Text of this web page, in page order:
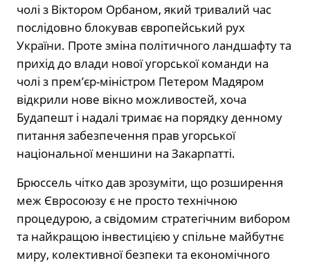
чолі з Віктором Орбаном, який тривалий час
послідовно блокував європейський рух
України. Проте зміна політичного ландшафту та
прихід до влади нової угорської команди на
чолі з прем’єр-міністром Петером Мадяром
відкрили нове вікно можливостей, хоча
Будапешт і надалі тримає на порядку денному
питання забезпечення прав угорської
національної меншини на Закарпатті.
Брюссель чітко дав зрозуміти, що розширення
меж Євросоюзу є не просто технічною
процедурою, а свідомим стратегічним вибором
та найкращою інвестицією у спільне майбутнє
миру, колективної безпеки та економічного